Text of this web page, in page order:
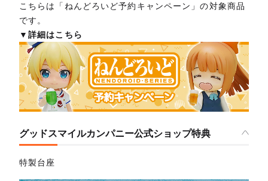
こちらは「ねんどろいど予約キャンペーン」の対象商品
です。
▼詳細はこちら
グッドスマイルカンパニー公式ショップ特典
特製台座